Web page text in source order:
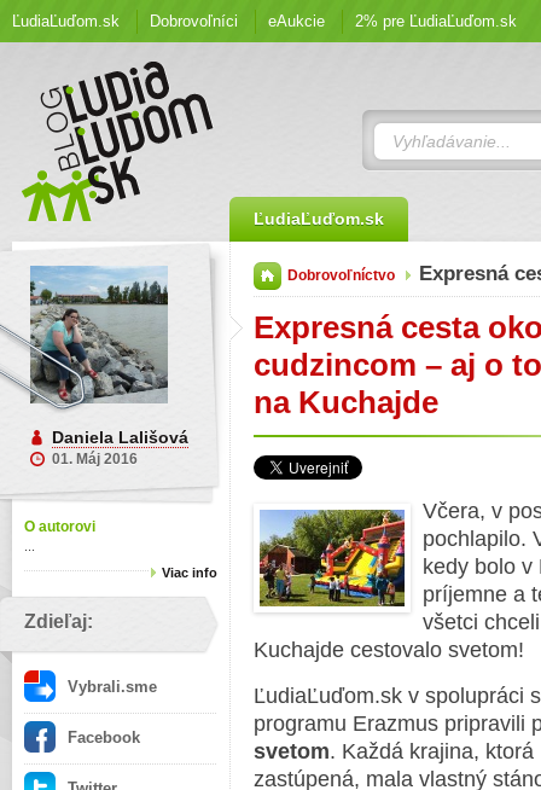
ĽudiaĽuďom.sk Dobrovoľníci eAukcie 2% pre ĽudiaĽuďom.sk
ĽudiaĽuďom.sk
Daniela Lališová
01. Máj 2016
O autorovi
Viac info
Zdieľaj:
Vybrali.sme
Facebook
Dobrovoľníctvo Expresná
Expresná cesta
cudzincom – aj o
na Kuchajde
Včera, v
pochlapilo.
kedy bolo v
príjemne a
všetci
Kuchajde cestovalo svetom!
ĽudiaĽuďom.sk v spolupráci
programu Erazmus pripravili
svetom. Každá krajina,
zastúpená, mala vlastný